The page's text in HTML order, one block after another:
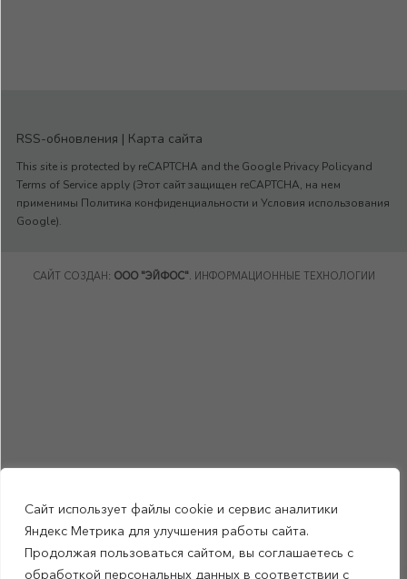
Сайт использует файлы cookie и сервис аналитики
Яндекс Метрика для улучшения работы сайта.
Продолжая пользоваться сайтом, вы соглашаетесь с
обработкой персональных данных в соответствии с
RSS-обновления | Карта сайта
This site is protected by reCAPTCHA and the Google Privacy Policyand
Terms of Service apply (Этот сайт защищен reCAPTCHA, на нем
применимы Политика конфиденциальности и Условия использования
Google).
САЙТ СОЗДАН: ООО "ЭЙФОС". ИНФОРМАЦИОННЫЕ ТЕХНОЛОГИИ